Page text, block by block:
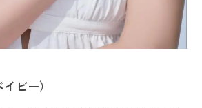
ビー）